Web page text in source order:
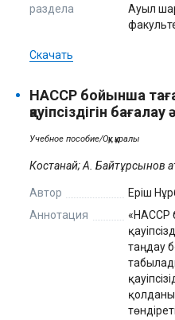
раздела
Ауыл
Скачать
HAССP бойынша
қауіпсіздігін
Учебное пособие/Оқу құралы
Костанай; А. Байтұрсынов
Автор
Еріш
Аннотация
«HAССP
таңдау